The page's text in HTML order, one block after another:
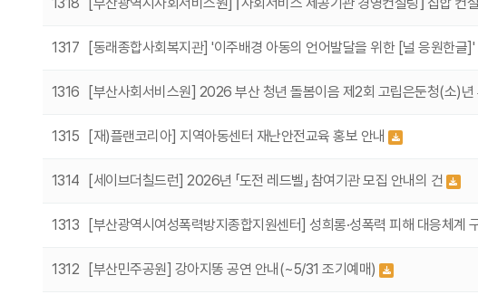
1317 [동래종합사회복지관] '이주배경 아동의 언어발달을 위한 [널 응원한글]'
1316 [부산사회서비스원] 2026 부산 청년 돌봄이음 제2회 고립은둔청(소)년
1315 [재)플랜코리아] 지역아동센터 재난안전교육 홍보 안내
1314 [세이브더칠드런] 2026년 「도전 레드벨」 참여기관 모집 안내의 건
1313 [부산광역시여성폭력방지종합지원센터] 성희롱·성폭력 피해 대응체계
1312 [부산민주공원] 강아지똥 공연 안내(~5/31 조기예매)